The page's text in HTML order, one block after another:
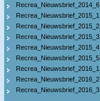
Recrea_Nieuwsbrief_2014_6
Recrea_Nieuwsbrief_2015_1
Recrea_Nieuwsbrief_2015_2
Recrea_Nieuwsbrief_2015_3
Recrea_Nieuwsbrief_2015_4
Recrea_Nieuwsbrief_2015_5
Recrea_Nieuwsbrief_2016_1
Recrea_Nieuwsbrief_2016_2
Recrea_Nieuwsbrief_2016_3